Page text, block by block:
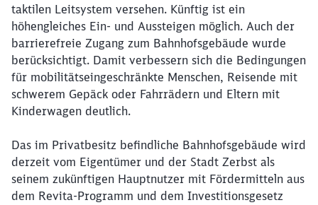
taktilen Leitsystem versehen. Künftig ist ein
höhengleiches Ein- und Aussteigen möglich. Auch der
barrierefreie Zugang zum Bahnhofsgebäude wurde
berücksichtigt. Damit verbessern sich die Bedingungen
für mobilitätseingeschränkte Menschen, Reisende mit
schwerem Gepäck oder Fahrrädern und Eltern mit
Kinderwagen deutlich.
Das im Privatbesitz befindliche Bahnhofsgebäude wird
derzeit vom Eigentümer und der Stadt Zerbst als
seinem zukünftigen Hauptnutzer mit Fördermitteln aus
dem Revita-Programm und dem Investitionsgesetz